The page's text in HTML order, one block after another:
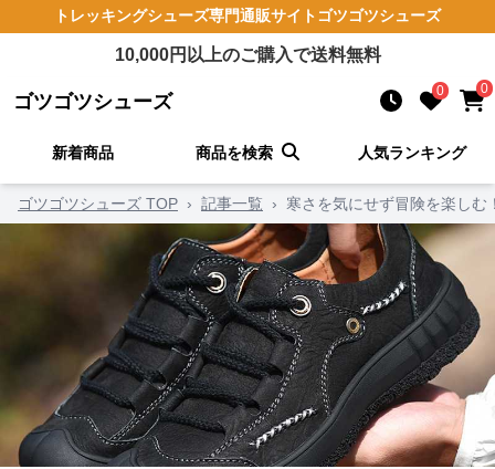
トレッキングシューズ専門通販サイト ゴツゴツシューズ
10,000円以上のご購入で送料無料
ゴツゴツシューズ 0 0
新着商品 商品を検索 人気ランキング
ゴツゴツシューズ TOP › 記事一覧 › 寒さを気にせず冒険を楽し